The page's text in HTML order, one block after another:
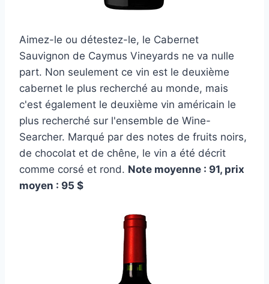
Aimez-le ou détestez-le, le Cabernet
Sauvignon de Caymus Vineyards ne va nulle
part. Non seulement ce vin est le deuxième
cabernet le plus recherché au monde, mais
c'est également le deuxième vin américain le
plus recherché sur l'ensemble de Wine-
Searcher. Marqué par des notes de fruits noirs,
de chocolat et de chêne, le vin a été décrit
comme corsé et rond. Note moyenne : 91, prix
moyen : 95 $